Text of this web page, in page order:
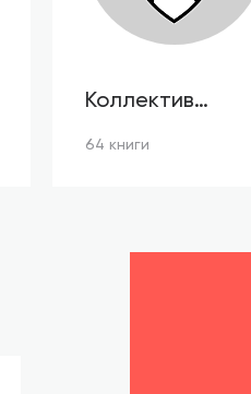
Коллектив
64 книги